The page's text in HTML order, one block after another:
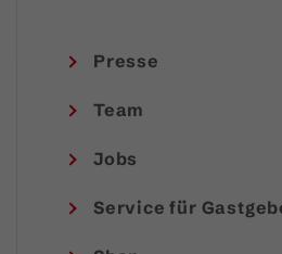
Presse
Team
Jobs
Service für